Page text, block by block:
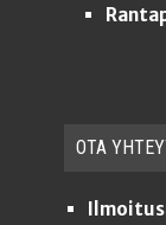
OTA